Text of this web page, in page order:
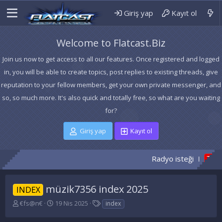
Giriş yap Kayıt ol
Welcome to Flatcast.Biz
Join us now to get access to all our features. Once registered and logged
in, you will be able to create topics, post replies to existing threads, give
reputation to your fellow members, get your own private messenger, and
so, so much more. It's also quick and totally free, so what are you waiting
for?
Giriş yap Kayıt ol
Radyo isteği TEMA
INDEX müzik7356 index 2025
K
€fs@n€
B19 Nis 2025
E
t
index